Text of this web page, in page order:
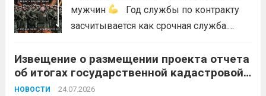
мужчин
Год службы по контракту
засчитывается как срочная служба.
невозможен без вашего согласия,
увольнение по окончании срока
гарантировано. Регион предоставляет
Извещение о размещении проекта отчета
об итогах государственной кадастровой
оценки земельных участков на
НОВОСТИ 24.07.2026